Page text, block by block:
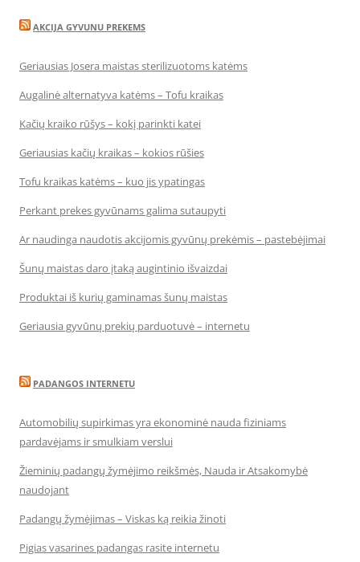
AKCIJA GYVUNU PREKEMS
Geriausias Josera maistas sterilizuotoms katėms
Augalinė alternatyva katėms – Tofu kraikas
Kačių kraiko rūšys – kokį parinkti katei
Geriausias kačių kraikas – kokios rūšies
Tofu kraikas katėms – kuo jis ypatingas
Perkant prekes gyvūnams galima sutaupyti
Ar naudinga naudotis akcijomis gyvūnų prekėmis – pastebėjimai
Šunų maistas daro įtaką augintinio išvaizdai
Produktai iš kurių gaminamas šunų maistas
Geriausia gyvūnų prekių parduotuvė – internetu
PADANGOS INTERNETU
Automobilių supirkimas yra ekonominė nauda fiziniams
pardavėjams ir smulkiam verslui
Žieminių padangų žymėjimo reikšmės, Nauda ir Atsakomybė
naudojant
Padangų žymėjimas – Viskas ką reikia žinoti
Pigias vasarines padangas rasite internetu